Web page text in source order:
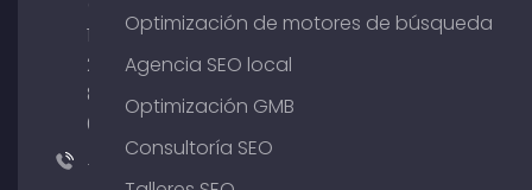
176
204
801
64
+49
Optimización de motores de búsqueda
Agencia SEO local
Optimización GMB
Consultoría SEO